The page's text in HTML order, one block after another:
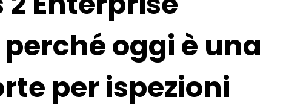
oggi è una
per ispezioni